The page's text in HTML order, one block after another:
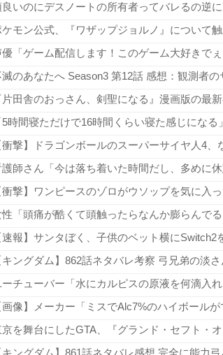
良いのにデスノートの所有者ってバレるの逆
ケモン公式、『ワザップジョルノ』について
優「ゲーム配信します！このゲーム大好きで
滅のあなたへ Season3 第12話 感想：観測者の
片田舎のおっさん、剣聖になる』漫画版の最
5時間寝ただけで16時間くらい寝た感じにな
衝撃】ドラゴンボールのスーパーサイヤ人4
護師さん「今は落ち着いた時間だし、多めに
衝撃】ワンピースのゾロがウソップを気に入
性「頭痛が酷くて頭触ったらなんか膨らんで
速報】サンタぼく、子供のベット横にSwitch2
キングダム】862話ネタバレ考察 弓兄弟の淡
ーチューバー「水にカルピスの原液を何滴入
画像】メーカー「ミスでAlc7%のハイボール
京を舞台にしたGTA、『グランド・セフト・
キングダム】861話ネタバレ感想 完全に能力